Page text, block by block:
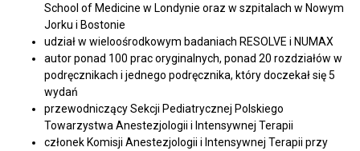
School of Medicine w Londynie oraz w szpitalach w Nowym
Jorku i Bostonie
udział w wieloośrodkowym badaniach RESOLVE i NUMAX
autor ponad 100 prac oryginalnych, ponad 20 rozdziałów w
podręcznikach i jednego podręcznika, który doczekał się 5
wydań
przewodniczący Sekcji Pediatrycznej Polskiego
Towarzystwa Anestezjologii i Intensywnej Terapii
członek Komisji Anestezjologii i Intensywnej Terapii przy